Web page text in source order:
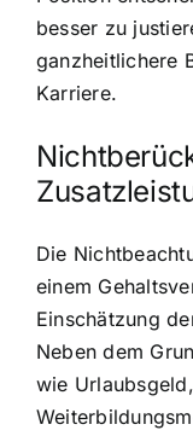
besser zu
ganzheitlichere
Karriere.
Die
einem
Einschätzung
Neben dem
wie